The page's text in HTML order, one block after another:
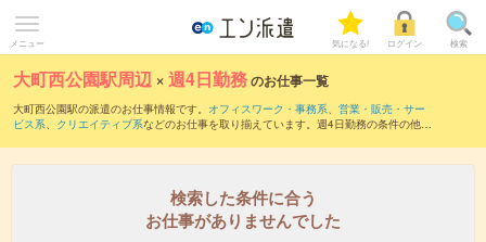
メニュー 気になる! ログイン 検索
大町西公園駅周辺 ×週4日勤務のお仕事一覧
大町西公園駅の派遣のお仕事情報です。 オフィスワーク・事務系、 営業・販売・サー
ビス系、 クリエイティブ系などのお仕事を取り揃えています。週4日勤務の条件の他
検索した条件に合う
お仕事がありませんでした